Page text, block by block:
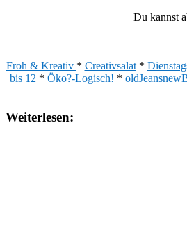
Du kannst
Froh & Kreativ * Creativsalat*
bis 12 * Öko?-Logisch! *
Weiterlesen: